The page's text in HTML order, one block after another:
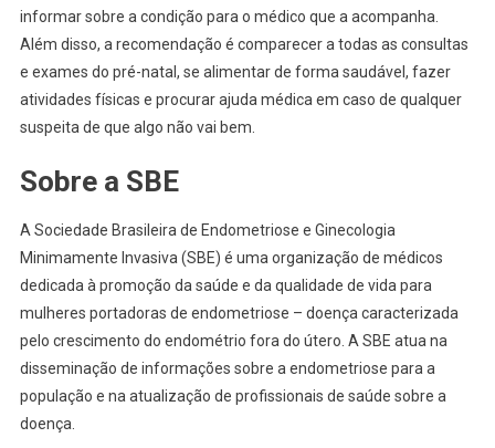
informar sobre a condição para o médico que a acompanha.
Além disso, a recomendação é comparecer a todas as consultas
e exames do pré-natal, se alimentar de forma saudável, fazer
atividades físicas e procurar ajuda médica em caso de qualquer
suspeita de que algo não vai bem.
Sobre a SBE
A Sociedade Brasileira de Endometriose e Ginecologia
Minimamente Invasiva (SBE) é uma organização de médicos
dedicada à promoção da saúde e da qualidade de vida para
mulheres portadoras de endometriose – doença caracterizada
pelo crescimento do endométrio fora do útero. A SBE atua na
disseminação de informações sobre a endometriose para a
população e na atualização de profissionais de saúde sobre a
doença.